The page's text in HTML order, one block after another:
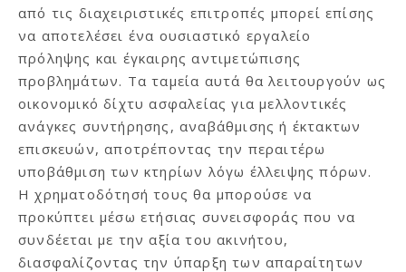
από τις διαχειριστικές επιτροπές μπορεί επίσης
να αποτελέσει ένα ουσιαστικό εργαλείο
πρόληψης και έγκαιρης αντιμετώπισης
προβλημάτων. Τα ταμεία αυτά θα λειτουργούν ως
οικονομικό δίχτυ ασφαλείας για μελλοντικές
ανάγκες συντήρησης, αναβάθμισης ή έκτακτων
επισκευών, αποτρέποντας την περαιτέρω
υποβάθμιση των κτηρίων λόγω έλλειψης πόρων.
Η χρηματοδότησή τους θα μπορούσε να
προκύπτει μέσω ετήσιας συνεισφοράς που να
συνδέεται με την αξία του ακινήτου,
διασφαλίζοντας την ύπαρξη των απαραίτητων